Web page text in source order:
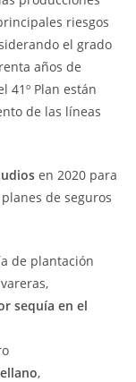
riesgos
el grado
años de
41º Plan están
de las líneas
en 2020 para
de seguros
de plantación
sequía en el
,